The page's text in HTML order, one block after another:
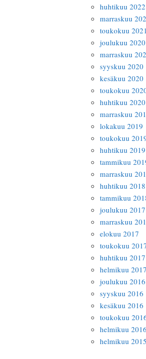
huhtikuu 2022
marraskuu
toukokuu 2021
joulukuu 2020
marraskuu
syyskuu 2020
kesäkuu 2020
toukokuu
huhtikuu 2020
marraskuu
lokakuu 2019
toukokuu
huhtikuu 2019
tammikuu
marraskuu
huhtikuu 2018
tammikuu
joulukuu 2017
marraskuu
elokuu 2017
toukokuu
huhtikuu 2017
helmikuu 2017
joulukuu 2016
syyskuu 2016
kesäkuu 2016
toukokuu
helmikuu 2016
helmikuu 2015